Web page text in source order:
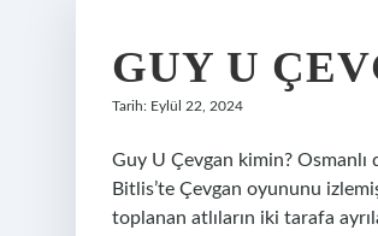
GUY U
Tarih: Eylül 22, 2024
Guy U Çevgan kimin? Osmanlı
Bitlis’te Çevgan oyununu
toplanan atlıların iki tarafa